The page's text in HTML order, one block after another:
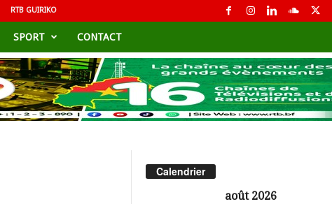
RTB GUIRIKO
SPORT CONTACT
Calendrier
août 2026